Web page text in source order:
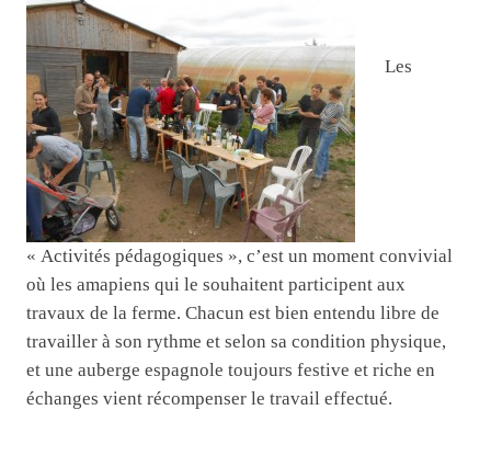
Les
« Activités pédagogiques », c’est un moment convivial
où les amapiens qui le souhaitent participent aux
travaux de la ferme. Chacun est bien entendu libre de
travailler à son rythme et selon sa condition physique,
et une auberge espagnole toujours festive et riche en
échanges vient récompenser le travail effectué.